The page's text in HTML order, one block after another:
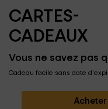
CARTES-
CADEAUX
Vous ne savez pas
Cadeau facile sans date